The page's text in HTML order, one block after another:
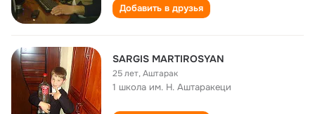
Добавить в друзья
SARGIS MARTIROSYAN
25 лет,Аштарак
1 школа им. Н. Аштаракеци